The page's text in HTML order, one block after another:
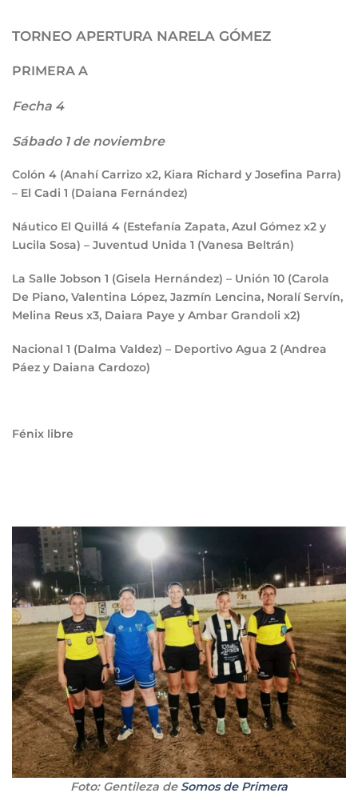
TORNEO APERTURA NARELA GÓMEZ
PRIMERA A
Fecha 4
Sábado 1 de noviembre
Colón 4 (Anahí Carrizo x2, Kiara Richard y Josefina Parra)
– El Cadi 1 (Daiana Fernández)
Náutico El Quillá 4 (Estefanía Zapata, Azul Gómez x2 y
Lucila Sosa) – Juventud Unida 1 (Vanesa Beltrán)
La Salle Jobson 1 (Gisela Hernández) – Unión 10 (Carola
De Piano, Valentina López, Jazmín Lencina, Noralí Servín,
Melina Reus x3, Daiara Paye y Ambar Grandoli x2)
Nacional 1 (Dalma Valdez) – Deportivo Agua 2 (Andrea
Páez y Daiana Cardozo)
Fénix libre
Foto: Gentileza de Somos de Primera